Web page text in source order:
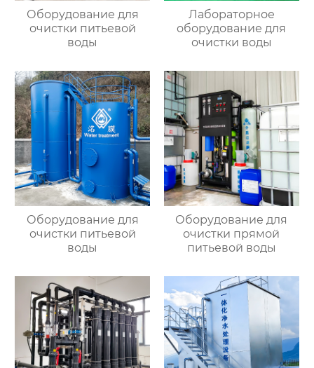
Оборудование для
очистки питьевой
воды
Лабораторное
оборудование для
очистки воды
Оборудование для
очистки питьевой
воды
Оборудование для
очистки прямой
питьевой воды